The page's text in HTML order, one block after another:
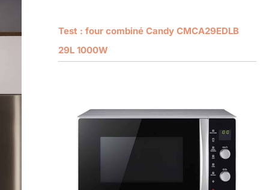
Test : four combiné Candy CMCA29EDLB
29L 1000W